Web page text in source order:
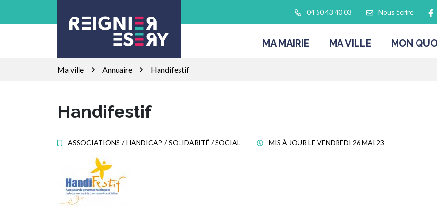
04 50 43 40 03 Nous écrire
MA MAIRIE MA VILLE MON
Ma ville Annuaire Handifestif
Handifestif
ASSOCIATIONS / HANDICAP / SOLIDARITÉ / SOCIAL MIS À JOUR LE VENDREDI 26 MAI 23